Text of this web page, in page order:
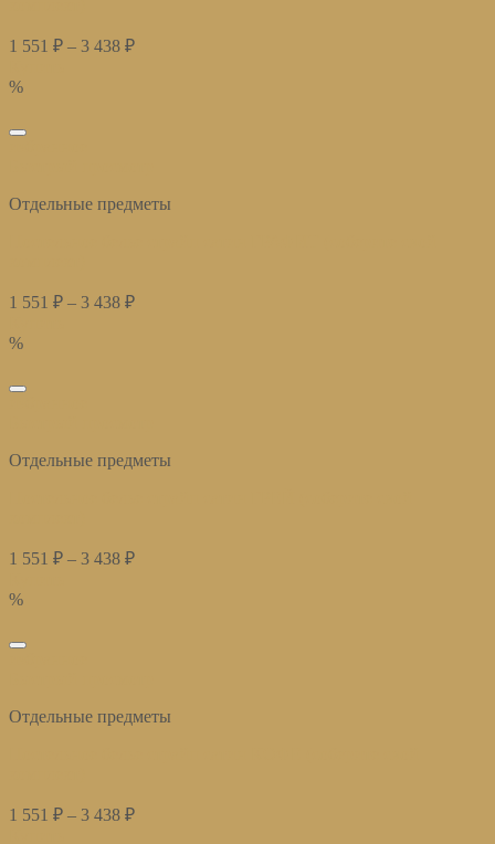
1 551 ₽ – 3 438 ₽
%
Отдельные предметы
1 551 ₽ – 3 438 ₽
%
Отдельные предметы
1 551 ₽ – 3 438 ₽
%
Отдельные предметы
1 551 ₽ – 3 438 ₽